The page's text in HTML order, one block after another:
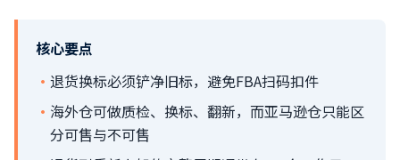
核心要点
· 退货换标必须铲净旧标，避免FBA扫码扣件
· 海外仓可做质检、换标、翻新，而亚马逊仓只能区
分可售与不可售